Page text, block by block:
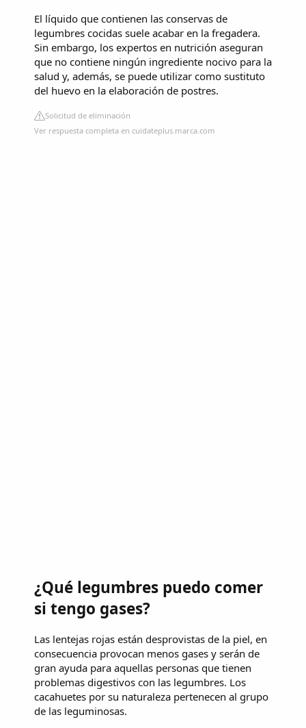
El líquido que contienen las conservas de
legumbres cocidas suele acabar en la fregadera.
Sin embargo, los expertos en nutrición aseguran
que no contiene ningún ingrediente nocivo para la
salud y, además, se puede utilizar como sustituto
del huevo en la elaboración de postres.
Solicitud de eliminación
Ver respuesta completa en cuidateplus.marca.com
¿Qué legumbres puedo comer
si tengo gases?
Las lentejas rojas están desprovistas de la piel, en
consecuencia provocan menos gases y serán de
gran ayuda para aquellas personas que tienen
problemas digestivos con las legumbres. Los
cacahuetes por su naturaleza pertenecen al grupo
de las leguminosas.